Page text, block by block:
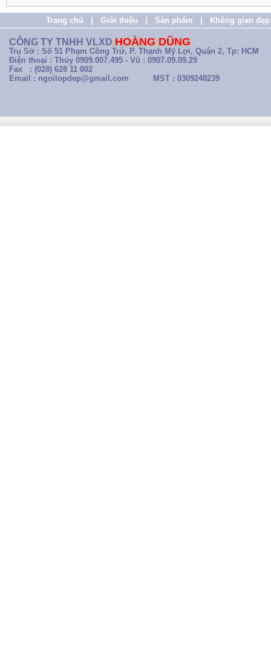
Trang chủ Giới thiệu Sản phẩm Không gian đẹp
CÔNG TY TNHH VLXD HOÀNG DŨNG
Trụ Sở : Số 51 Phạm Công Trứ, P. Thạnh Mỹ Lợi, Quận 2, Tp: HCM
Điện thoại : Thủy 0909.007.495 - Vũ : 0907.09.09.29
Fax : (028) 628 11 802
Email : ngoilopdep@gmail.com
MST : 0309248239